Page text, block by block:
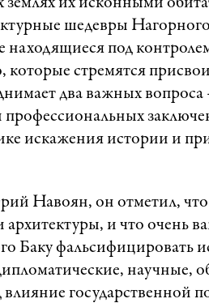
шедевры
под
стремятся
два важных
искажения истории и
Навоян, он отметил, что
и что очень
Баку фальсифицировать
научные,
влияние государственной